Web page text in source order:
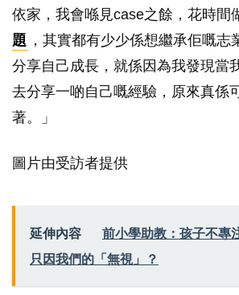
依家，我會喺見case之餘，花時間
題 ，其實都有少少係想繼承佢嘅志
分享自己成長，就係因為我發現當
去分享一啲自己嘅經驗，原來真係
著。」
圖片由受訪者提供
延伸內容
前小學助教：孩子不專
只因我們的「無視」？